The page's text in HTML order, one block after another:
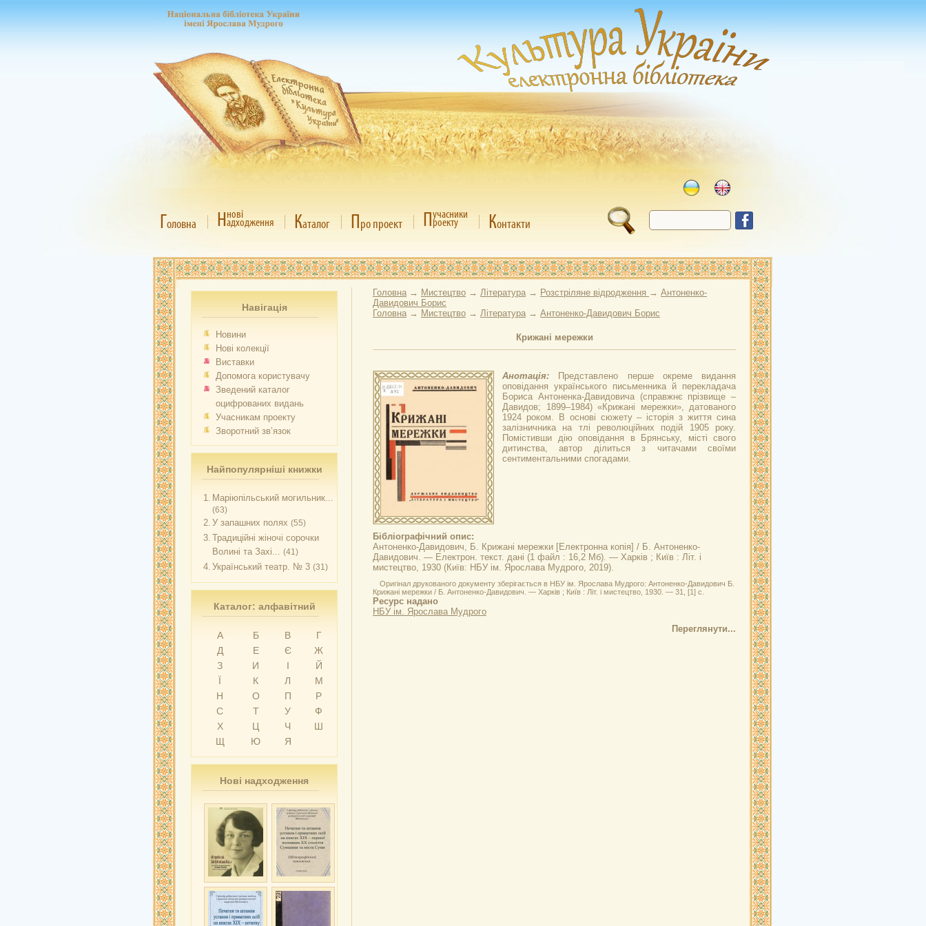
Головна Ннові
адходження Каталог Про проект Пучасники
роекту Контакти
Навігація
Новини
Нові колекції
Виставки
Допомога користувачу
Зведений каталог
оцифрованих видань
Учасникам проекту
Зворотний зв’язок
Найпопулярніші книжки
1. Маріюпільський могильник...
(63)
2. У запашних полях (55)
3. Традиційні жіночі сорочки
Волині та Захі... (41)
4. Український театр. № 3 (31)
Каталог: алфавітний
А Б В
Г
Д
Е Є
Ж
З
И І
Й
Ї
К Л
М
Н
О П
Р
С
Т У
Ф
Х
Ц Ч
Ш
Щ
Ю Я
Нові надходження
Головна → Мистецтво → Література → Розстріляне відродження → Антоненко-
Давидович Борис
Головна → Мистецтво → Література → Антоненко-Давидович Борис
Крижані мережки
Анотація:
Представлено перше окреме видання
оповідання українського письменника й перекладача
Бориса Антоненка-Давидовича (справжнє прізвище –
Давидов; 1899–1984) «Крижані мережки», датованого
1924 роком. В основі сюжету – історія з життя сина
залізничника на тлі революційних подій 1905 року.
Помістивши дію оповідання в Брянську, місті свого
дитинства, автор ділиться з читачами своїми
сентиментальними спогадами.
Бібліографічний опис:
Антоненко-Давидович, Б. Крижані мережки [Електронна копія] / Б. Антоненко-
Давидович. — Електрон. текст. дані (1 файл : 16,2 Мб). — Харків ; Київ : Літ. і
мистецтво, 1930 (Київ: НБУ ім. Ярослава Мудрого, 2019).
Оригінал друкованого документу зберігається в НБУ ім. Ярослава Мудрого: Антоненко-Давидович Б.
Крижані мережки / Б. Антоненко-Давидович. — Харків ; Київ : Літ. і мистецтво, 1930. — 31, [1] с.
Ресурс надано
НБУ ім. Ярослава Мудрого
Переглянути...